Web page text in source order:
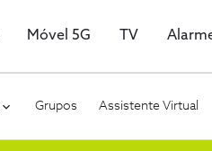
Móvel 5G TV
Grupos Assistente Virtual